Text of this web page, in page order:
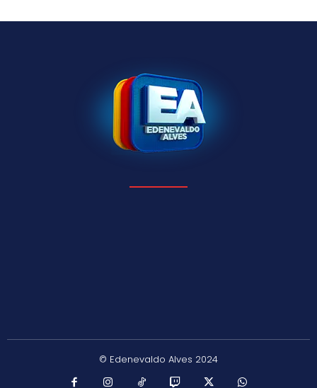
© Edenevaldo Alves 2024